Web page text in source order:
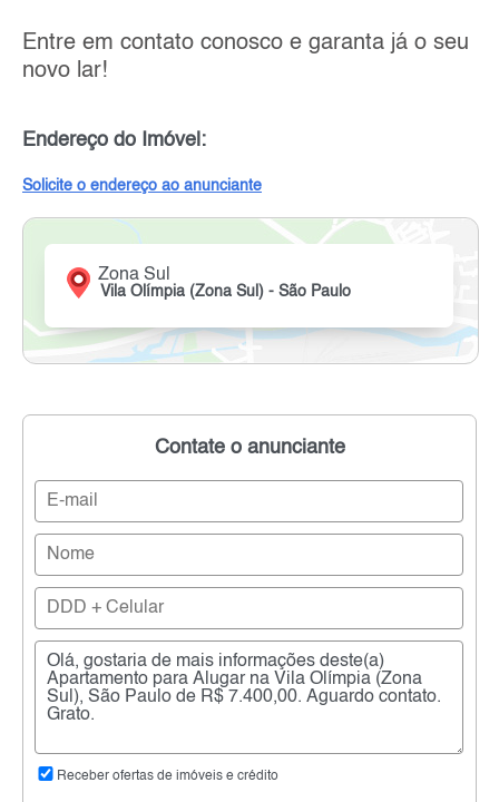
Entre em contato conosco e garanta já o seu
novo lar!
Endereço do Imóvel:
Solicite o endereço ao anunciante
Zona Sul
Vila Olímpia (Zona Sul) - São Paulo
Contate o anunciante
Receber ofertas de imóveis e crédito